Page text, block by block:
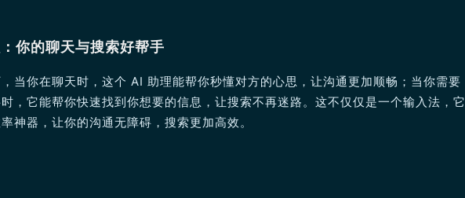
你的聊天与搜索好帮手
当你在聊天时，这个 AI 助理能帮你秒懂对方的心思，让沟通更加顺畅；当你需要
，它能帮你快速找到你想要的信息，让搜索不再迷路。这不仅仅是一个输入法，它
神器，让你的沟通无障碍，搜索更加高效。